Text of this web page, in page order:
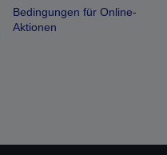
Bedingungen für Online-
Aktionen